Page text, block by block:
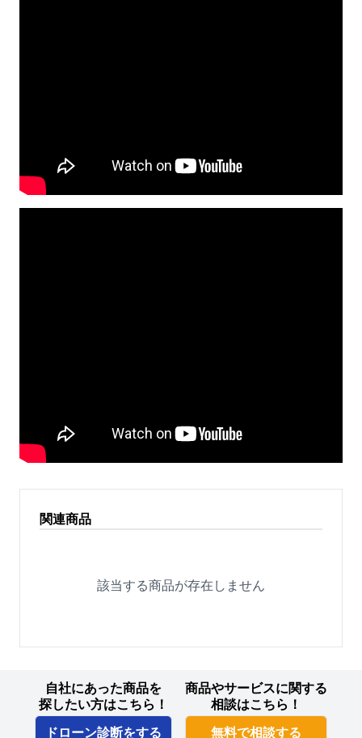
関連商品
該当する商品が存在しません
自社にあった商品を
探したい方はこちら！
ドローン診断をする
商品やサービスに関する
相談はこちら！
無料で相談する